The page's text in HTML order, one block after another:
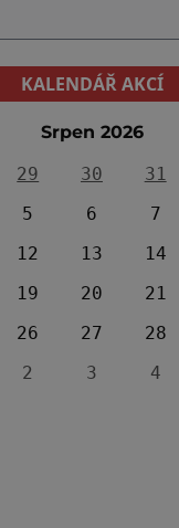
KALENDÁŘ AKCÍ
Srpen 2026
29 30 31
5 6 7
12 13 14
19 20 21
26 27 28
2 3 4